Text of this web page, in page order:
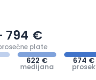
794 €
plate
622 €
medijana
674 €
prosek